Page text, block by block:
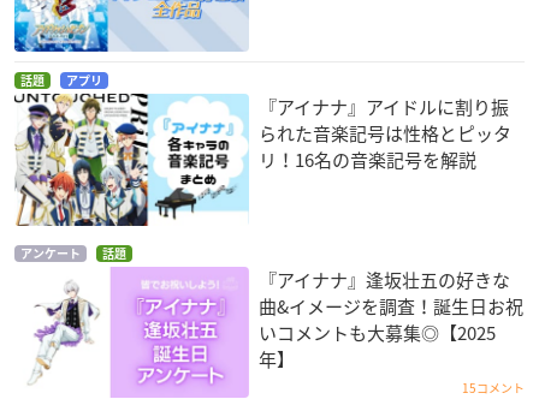
話題 アプリ
『アイナナ』アイドルに割り振
られた音楽記号は性格とピッタ
リ！16名の音楽記号を解説
アンケート 話題
『アイナナ』逢坂壮五の好きな
曲&イメージを調査！誕生日お祝
いコメントも大募集◎【2025
年】
15コメント